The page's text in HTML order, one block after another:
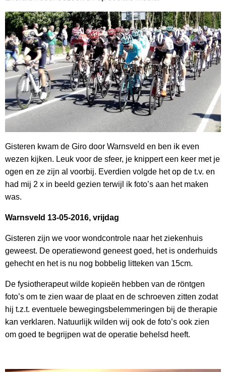
Gisteren kwam de Giro door Warnsveld en ben ik even
wezen kijken. Leuk voor de sfeer, je knippert een keer met je
ogen en ze zijn al voorbij. Everdien volgde het op de t.v. en
had mij 2 x in beeld gezien terwijl ik foto’s aan het maken
was.
Warnsveld 13-05-2016, vrijdag
Gisteren zijn we voor wondcontrole naar het ziekenhuis
geweest. De operatiewond geneest goed, het is onderhuids
gehecht en het is nu nog bobbelig litteken van 15cm.
De fysiotherapeut wilde kopieën hebben van de röntgen
foto’s om te zien waar de plaat en de schroeven zitten zodat
hij t.z.t. eventuele bewegingsbelemmeringen bij de therapie
kan verklaren. Natuurlijk wilden wij ook de foto’s ook zien
om goed te begrijpen wat de operatie behelsd heeft.